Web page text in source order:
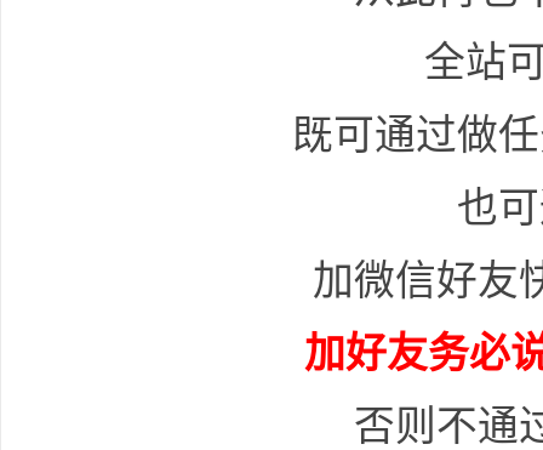
全站
既可通过做
也
加微信好友
加好友务必
否则不通